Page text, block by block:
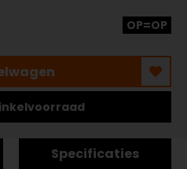
OP=OP
Specificaties